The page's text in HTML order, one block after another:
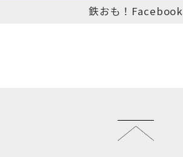
鉄おも！Facebook